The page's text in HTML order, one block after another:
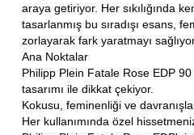
araya getiriyor. Her sıkılığında
tasarlanmış bu sıradışı esans,
zorlayarak fark yaratmayı
Ana Noktalar
Philipp Plein Fatale Rose EDP
tasarımı ile dikkat çekiyor.
Kokusu, feminenliği ve
Her kullanımında özel